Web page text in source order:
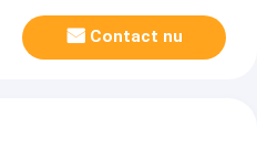
Contact nu